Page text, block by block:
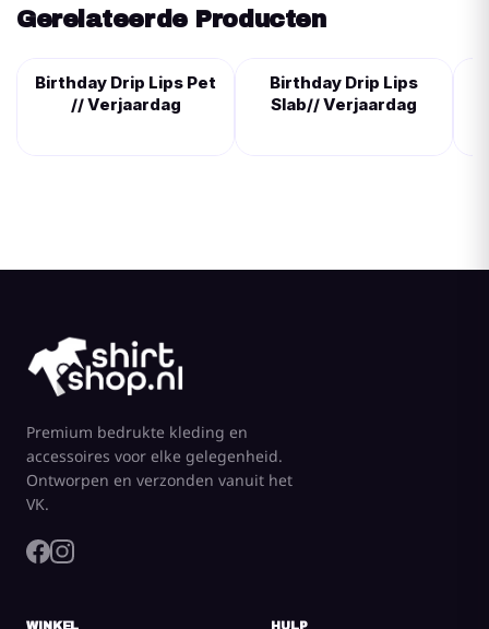
Gerelateerde Producten
Birthday Drip Lips Pet
// Verjaardag
Birthday Drip Lips
Slab// Verjaardag
Premium bedrukte kleding en
accessoires voor elke gelegenheid.
Ontworpen en verzonden vanuit het
VK.
WINKEL HULP